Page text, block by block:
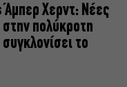
Άμπερ Χερντ: Νέες
πολύκροτη
το